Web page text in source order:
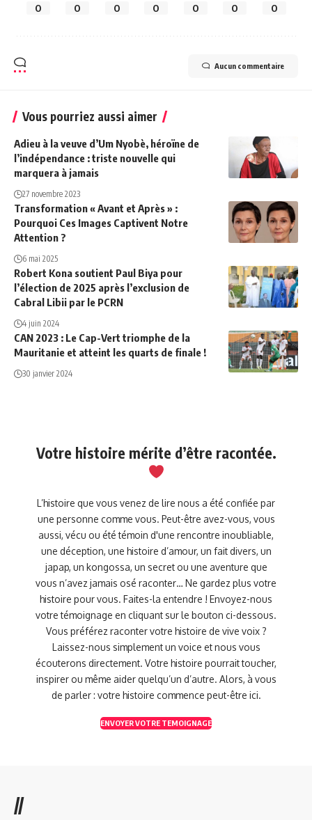
0 0 0 0 0 0 0
Aucun commentaire
Vous pourriez aussi aimer
Adieu à la veuve d’Um Nyobè, héroïne de
l’indépendance : triste nouvelle qui
marquera à jamais
27 novembre 2023
Transformation « Avant et Après » :
Pourquoi Ces Images Captivent Notre
Attention ?
6 mai 2025
Robert Kona soutient Paul Biya pour
l’élection de 2025 après l’exclusion de
Cabral Libii par le PCRN
4 juin 2024
CAN 2023 : Le Cap-Vert triomphe de la
Mauritanie et atteint les quarts de finale !
30 janvier 2024
Votre histoire mérite d’être racontée.
L’histoire que vous venez de lire nous a été confiée par
une personne comme vous. Peut-être avez-vous, vous
aussi, vécu ou été témoin d'une rencontre inoubliable,
une déception, une histoire d’amour, un fait divers, un
japap, un kongossa, un secret ou une aventure que
vous n’avez jamais osé raconter… Ne gardez plus votre
histoire pour vous. Faites-la entendre ! Envoyez-nous
votre témoignage en cliquant sur le bouton ci-dessous.
Vous préférez raconter votre histoire de vive voix ?
Laissez-nous simplement un voice et nous vous
écouterons directement. Votre histoire pourrait toucher,
inspirer ou même aider quelqu’un d’autre. Alors, à vous
de parler : votre histoire commence peut-être ici.
ENVOYER VOTRE TEMOIGNAGE
//